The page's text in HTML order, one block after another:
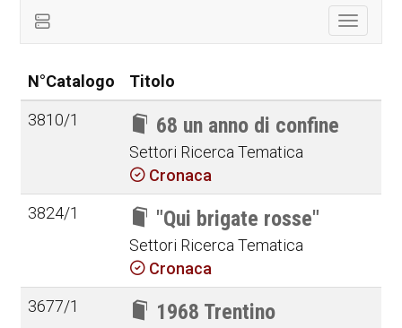
Toggle
N°Catalogo
Titolo
3810/1 68 un anno di confine
Settori Ricerca Tematica
Cronaca
3824/1
"Qui brigate rosse"
Settori Ricerca Tematica
Cronaca
3677/1
1968 Trentino